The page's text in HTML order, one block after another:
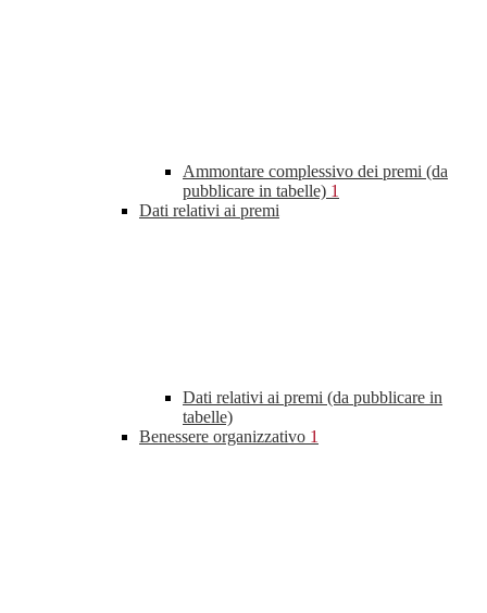
Ammontare complessivo dei premi (da
pubblicare in tabelle) 1
Dati relativi ai premi
Dati relativi ai premi (da pubblicare in
tabelle)
Benessere organizzativo 1